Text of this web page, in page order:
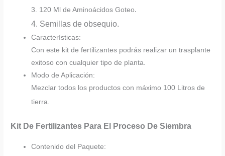
3. 120 Ml de Aminoácidos Goteo.
4. Semillas de obsequio.
Características:
Con este kit de fertilizantes podrás realizar un trasplante
exitoso con cualquier tipo de planta.
Modo de Aplicación:
Mezclar todos los productos con máximo 100 Litros de
tierra.
Kit De Fertilizantes Para El Proceso De Siembra
Contenido del Paquete: